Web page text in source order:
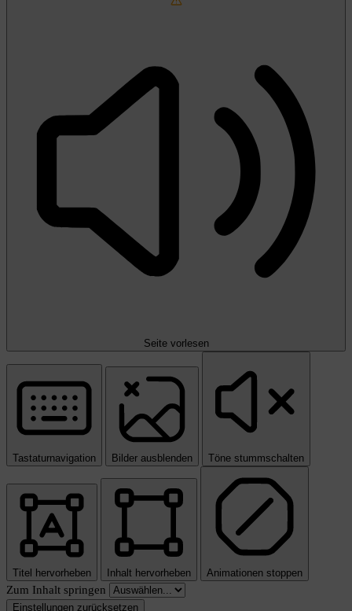
Seite vorlesen
Tastaturnavigation Bilder ausblenden Töne stummschalten
Titel hervorheben Inhalt hervorheben Animationen stoppen
Zum Inhalt springen
Einstellungen zurücksetzen